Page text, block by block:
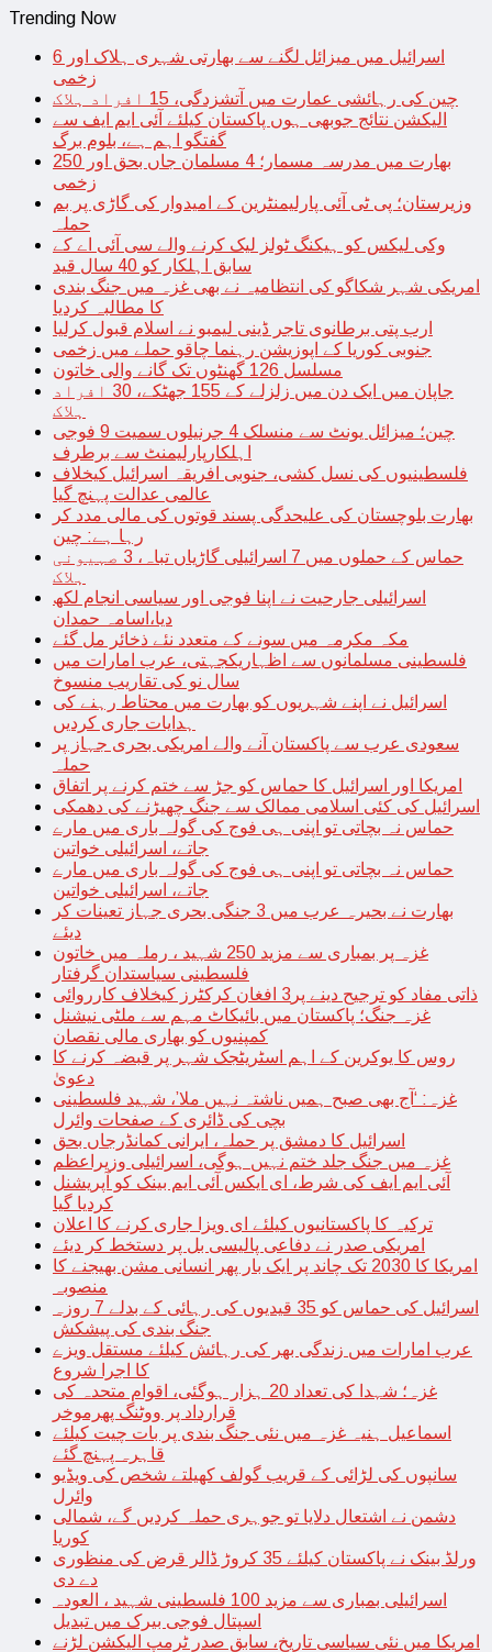
Trending Now
اسرائیل میں میزائل لگنے سے بھارتی شہری ہلاک اور 6
زخمی
چین کی رہائشی عمارت میں آتشزدگی، 15 افراد ہلاک
الیکشن نتائج جوبھی ہوں پاکستان کیلئے آئی ایم ایف سے
گفتگو اہم ہے، بلوم برگ
بھارت میں مدرسہ مسمار؛ 4 مسلمان جاں بحق اور 250
زخمی
وزیرستان؛ پی ٹی آئی پارلیمنٹرین کے امیدوار کی گاڑی پر بم
حملہ
وکی لیکس کو ہیکنگ ٹولز لیک کرنے والے سی آئی اے کے
سابق اہلکار کو 40 سال قید
امریکی شہر شکاگو کی انتظامیہ نے بھی غزہ میں جنگ بندی
کا مطالبہ کردیا
ارب پتی برطانوی تاجر ڈینی لیمبو نے اسلام قبول کرلیا
جنوبی کوریا کے اپوزیشن رہنما چاقو حملے میں زخمی
مسلسل 126 گھنٹوں تک گانے والی خاتون
جاپان میں ایک دن میں زلزلے کے 155 جھٹکے، 30 افراد
ہلاک
چین؛ میزائل یونٹ سے منسلک 4 جرنیلوں سمیت 9 فوجی
اہلکارپارلیمنٹ سے برطرف
فلسطینیوں کی نسل کشی، جنوبی افریقہ اسرائیل کیخلاف
عالمی عدالت پہنچ گیا
بھارت بلوچستان کی علیحدگی پسند قوتوں کی مالی مدد کر
رہا ہے: چین
حماس کے حملوں میں 7 اسرائیلی گاڑیاں تباہ، 3 صہیونی
ہلاک
اسرائیلی جارحیت نے اپنا فوجی اور سیاسی انجام لکھ
دیا،اسامہ حمدان
مکہ مکرمہ میں سونے کے متعدد نئے ذخائر مل گئے
فلسطینی مسلمانوں سے اظہاریکجہتی، عرب امارات میں
سال نو کی تقاریب منسوخ
اسرائیل نے اپنے شہریوں کو بھارت میں محتاط رہنے کی
ہدایات جاری کردیں
سعودی عرب سے پاکستان آنے والے امریکی بحری جہاز پر
حملہ
امریکا اور اسرائیل کا حماس کو جڑ سے ختم کرنے پر اتفاق
اسرائیل کی کئی اسلامی ممالک سے جنگ چھیڑنے کی دھمکی
حماس نہ بچاتی تو اپنی ہی فوج کی گولہ باری میں مارے
جاتے، اسرائیلی خواتین
حماس نہ بچاتی تو اپنی ہی فوج کی گولہ باری میں مارے
جاتے، اسرائیلی خواتین
بھارت نے بحیرہ عرب میں 3 جنگی بحری جہاز تعینات کر
دیئے
غزہ پر بمباری سے مزید 250 شہید ، رملہ میں خاتون
فلسطینی سیاستدان گرفتار
ذاتی مفاد کو ترجیح دینے پر3 افغان کرکٹرز کیخلاف کارروائی
غزہ جنگ؛ پاکستان میں بائیکاٹ مہم سے ملٹی نیشنل
کمپنیوں کو بھاری مالی نقصان
روس کا یوکرین کے اہم اسٹریٹجک شہر پر قبضہ کرنے کا
دعویٰ
غزہ: ‘آج بھی صبح ہمیں ناشتہ نہیں ملا’، شہید فلسطینی
بچی کی ڈائری کے صفحات وائرل
اسرائیل کا دمشق پر حملہ، ایرانی کمانڈرجاں بحق
غزہ میں جنگ جلد ختم نہیں ہوگی، اسرائیلی وزیراعظم
آئی ایم ایف کی شرط، ای ایکس آئی ایم بینک کو آپریشنل
کردیا گیا
ترکیہ کا پاکستانیوں کیلئے ای ویزا جاری کرنے کا اعلان
امریکی صدر نے دفاعی پالیسی بل پر دستخط کر دیئے
امریکا کا 2030 تک چاند پر ایک بار پھر انسانی مشن بھیجنے کا
منصوبہ
اسرائیل کی حماس کو 35 قیدیوں کی رہائی کے بدلے 7 روزہ
جنگ بندی کی پیشکش
عرب امارات میں زندگی بھر کی رہائش کیلئے مستقل ویزے
کا اجرا شروع
غزہ؛ شہدا کی تعداد 20 ہزار ہوگئی، اقوام متحدہ کی
قرارداد پر ووٹنگ پھرموخر
اسماعیل ہنیہ غزہ میں نئی جنگ بندی پر بات چیت کیلئے
قاہرہ پہنچ گئے
سانپوں کی لڑائی کے قریب گولف کھیلتے شخص کی ویڈیو
وائرل
دشمن نے اشتعال دلایا تو جوہری حملہ کردیں گے، شمالی
کوریا
ورلڈ بینک نے پاکستان کیلئے 35 کروڑ ڈالر قرض کی منظوری
دے دی
اسرائیلی بمباری سے مزید 100 فلسطینی شہید ، العودہ
اسپتال فوجی بیرک میں تبدیل
امریکا میں نئی سیاسی تاریخ، سابق صدر ٹرمپ الیکشن لڑنے